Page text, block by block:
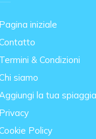
iniziale
& Condizioni
siamo
la tua spiaggia
Policy